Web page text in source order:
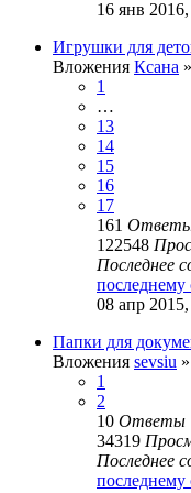
16 янв
Игрушки для
Вложения Ксана
1
…
13
14
15
16
17
161
122548
Последнее
08 апр
Папки для
Вложения sevsiu
1
2
10 Ответы
34319
Последнее